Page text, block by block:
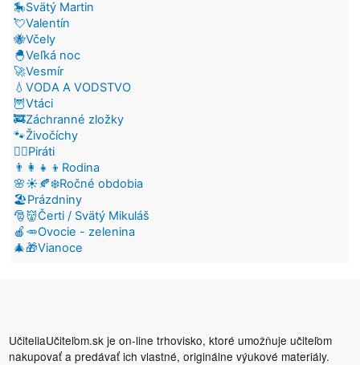
🎠Svätý Martin
💘Valentín
🐝Včely
🐣Veľká noc
🚀Vesmír
💧VODA A VODSTVO
🦉Vtáci
🚒Záchranné zložky
🐾Živočíchy
🏴‍☠️Piráti
👨‍👩‍👧‍👦Rodina
🌸☀️🍂❄️Ročné obdobia
🏖️Prázdniny
🎅👹Čerti / Svätý Mikuláš
🍎🥕Ovocie - zelenina
🎄🎁Vianoce
UčiteliaUčiteľom.sk je on-line trhovisko, ktoré umožňuje učiteľom
nakupovať a predávať ich vlastné, originálne výukové materiály.